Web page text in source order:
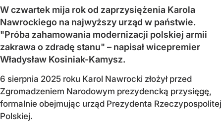
W czwartek mija rok od zaprzysiężenia Karola
Nawrockiego na najwyższy urząd w państwie.
"Próba zahamowania modernizacji polskiej armii
zakrawa o zdradę stanu" – napisał wicepremier
Władysław Kosiniak-Kamysz.
6 sierpnia 2025 roku Karol Nawrocki złożył przed
Zgromadzeniem Narodowym prezydencką przysięgę,
formalnie obejmując urząd Prezydenta Rzeczypospolitej
Polskiej.